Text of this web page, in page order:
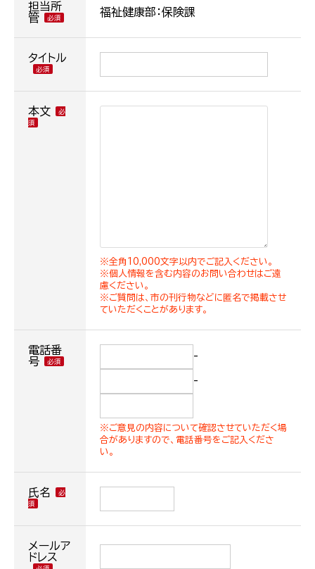
担当所
管
福祉健康部：保険課
タイトル
本文
※全角10,000文字以内でご記入ください。
※個人情報を含む内容のお問い合わせはご遠
慮ください。
※ご質問は、市の刊行物などに匿名で掲載させ
ていただくことがあります。
電話番
号
-
-
※ご意見の内容について確認させていただく場
合がありますので、電話番号をご記入くださ
い。
氏名
メールア
ドレス